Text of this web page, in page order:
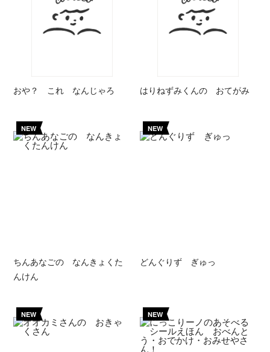
おや？ これ なんじゃろ はりねずみくんの おてがみ
NEW
ちんあなごの なんきょくた
んけん
NEW
どんぐりず ぎゅっ
NEW NEW